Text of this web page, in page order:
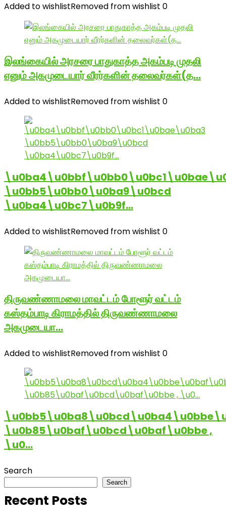
Added to wishlistRemoved from wishlist 0
இலங்கையில் அரசரை பாதுகாத்த அகம்படி முதலி
எனும் அகமுடையார் வீரர்களின் தலைவர்கள்(த…
Added to wishlistRemoved from wishlist 0
\u0bb5\u0bb0\u0ba9\u0bcd
\u0ba4\u0bc7\u0b9f…
Added to wishlistRemoved from wishlist 0
திருவண்ணாமலை மாவட்டம் போளூர் வட்டம்
கஸ்தம்பாடி கிராமத்தில் திருவண்ணாமலை
அகமுடையா…
Added to wishlistRemoved from wishlist 0
\u0b85\u0baf\u0bcd\u0baf\u0bbe ,
\u0…
Search
Search
Recent Posts